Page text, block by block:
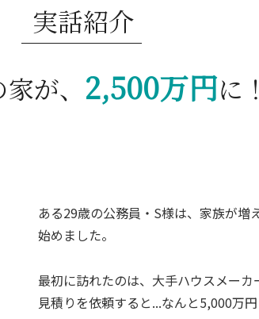
実話紹介
が、 2,500万円に
ある29歳の公務員・S様は、家族が
始めました。
最初に訪れたのは、大手ハウスメー
見積りを依頼すると...なんと5,000万